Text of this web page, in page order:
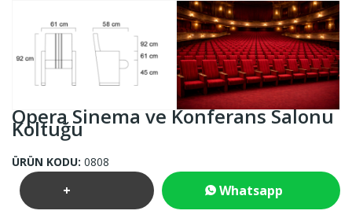
Opera Sinema ve Konferans Salonu
Koltuğu
ÜRÜN KODU: 0808
+ Whatsapp